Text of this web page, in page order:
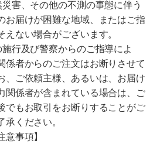
害、その他の不測の事態に伴う
お届けが困難な地域、またはご指
ない場合がございます。
行及び警察からのご指導によ
係者からのご注文はお断りさせて
、ご依頼主様、あるいは、お届け
関係者が含まれている場合は、ご
でもお取引をお断りすることがご
ください。
意事項】